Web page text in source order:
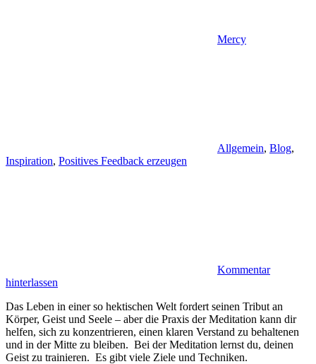
Mercy
Allgemein, Blog,
Inspiration, Positives Feedback erzeugen
Kommentar
hinterlassen
Das Leben in einer so hektischen Welt fordert seinen Tribut an
Körper, Geist und Seele – aber die Praxis der Meditation kann dir
helfen, sich zu konzentrieren, einen klaren Verstand zu behaltenen
und in der Mitte zu bleiben. Bei der Meditation lernst du, deinen
Geist zu trainieren. Es gibt viele Ziele und Techniken.